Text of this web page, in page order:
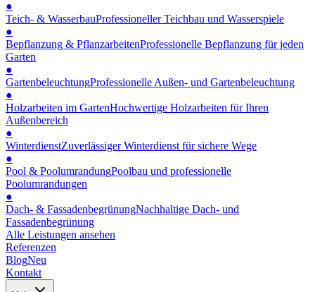
●
Teich- & WasserbauProfessioneller Teichbau und Wasserspiele
●
Bepflanzung & PflanzarbeitenProfessionelle Bepflanzung für jeden
Garten
●
GartenbeleuchtungProfessionelle Außen- und Gartenbeleuchtung
●
Holzarbeiten im GartenHochwertige Holzarbeiten für Ihren
Außenbereich
●
WinterdienstZuverlässiger Winterdienst für sichere Wege
●
Pool & PoolumrandungPoolbau und professionelle
Poolumrandungen
●
Dach- & FassadenbegrünungNachhaltige Dach- und
Fassadenbegrünung
Alle Leistungen ansehen
Referenzen
BlogNeu
Kontakt